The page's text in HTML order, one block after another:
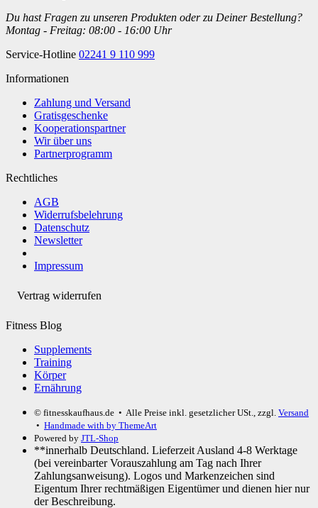
Du hast Fragen zu unseren Produkten oder zu Deiner Bestellung?
Montag - Freitag: 08:00 - 16:00 Uhr
Service-Hotline 02241 9 110 999
Informationen
Zahlung und Versand
Gratisgeschenke
Kooperationspartner
Wir über uns
Partnerprogramm
Rechtliches
AGB
Widerrufsbelehrung
Datenschutz
Newsletter
Impressum
Vertrag widerrufen
Fitness Blog
Supplements
Training
Körper
Ernährung
© fitnesskaufhaus.de • Alle Preise inkl. gesetzlicher USt., zzgl. Versand
• Handmade with by ThemeArt
Powered by JTL-Shop
**innerhalb Deutschland. Lieferzeit Ausland 4-8 Werktage
(bei vereinbarter Vorauszahlung am Tag nach Ihrer
Zahlungsanweisung). Logos und Markenzeichen sind
Eigentum Ihrer rechtmäßigen Eigentümer und dienen hier nur
der Beschreibung.